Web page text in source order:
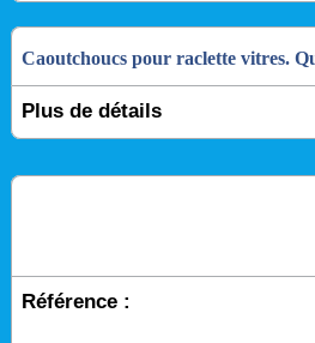
Caoutchoucs pour raclette vitres.
Plus de détails
Référence :